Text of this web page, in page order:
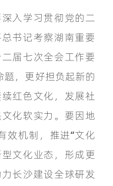
入学习贯彻党的二
书记考察湖南重要
届七次全会工作要
题，更好担负起新的
红色文化，发展社
化软实力。要因地
效机制，推进“文化
文化业态，形成更
长沙建设全球研发